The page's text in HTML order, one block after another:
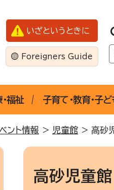
いざというときに
Foreigners Guide
福祉 子育て・教育・子ど
ント情報 > 児童館 > 高砂
高砂児童館